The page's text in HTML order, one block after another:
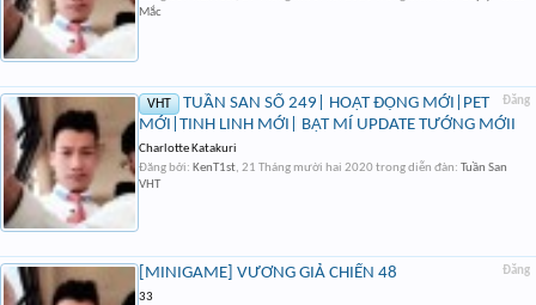
Mắc
Đăng
VHT
TUẦN SAN SỐ 249| HOẠT ĐỘNG MỚI|PET
MỚI|TINH LINH MỚI| BẬT MÍ UPDATE TƯỚNG MỚII
Charlotte Katakuri
Đăng bởi: KenT1st, 21 Tháng mười hai 2020trong diễn đàn: Tuần San
VHT
Đăng
[MINIGAME] VƯƠNG GIẢ CHIẾN 48
33